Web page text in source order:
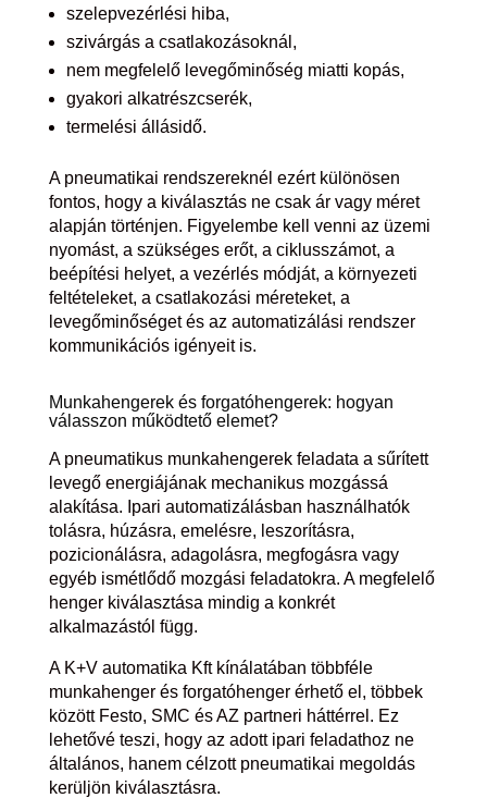
szelepvezérlési hiba,
szivárgás a csatlakozásoknál,
nem megfelelő levegőminőség miatti kopás,
gyakori alkatrészcserék,
termelési állásidő.
A pneumatikai rendszereknél ezért különösen
fontos, hogy a kiválasztás ne csak ár vagy méret
alapján történjen. Figyelembe kell venni az üzemi
nyomást, a szükséges erőt, a ciklusszámot, a
beépítési helyet, a vezérlés módját, a környezeti
feltételeket, a csatlakozási méreteket, a
levegőminőséget és az automatizálási rendszer
kommunikációs igényeit is.
Munkahengerek és forgatóhengerek: hogyan
válasszon működtető elemet?
A pneumatikus munkahengerek feladata a sűrített
levegő energiájának mechanikus mozgássá
alakítása. Ipari automatizálásban használhatók
tolásra, húzásra, emelésre, leszorításra,
pozicionálásra, adagolásra, megfogásra vagy
egyéb ismétlődő mozgási feladatokra. A megfelelő
henger kiválasztása mindig a konkrét
alkalmazástól függ.
A K+V automatika Kft kínálatában többféle
munkahenger és forgatóhenger érhető el, többek
között Festo, SMC és AZ partneri háttérrel. Ez
lehetővé teszi, hogy az adott ipari feladathoz ne
általános, hanem célzott pneumatikai megoldás
kerüljön kiválasztásra.